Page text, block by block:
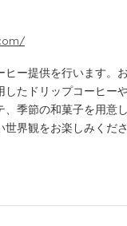
ヒー提供を行います。
したドリップコーヒー
季節の和菓子を用意し
界観をお楽しみくださ